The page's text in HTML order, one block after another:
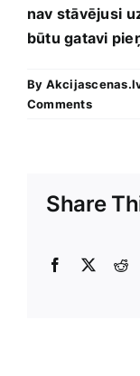
nav stāvējusi⁢
būtu gatavi
By
Comments
Share
Facebook
X